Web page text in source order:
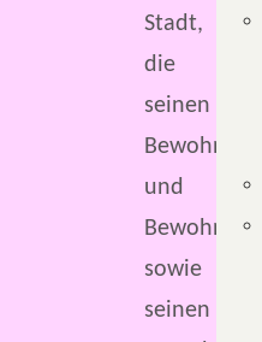
Stadt,
die
seinen
und
Bewohnern
sowie
seinen